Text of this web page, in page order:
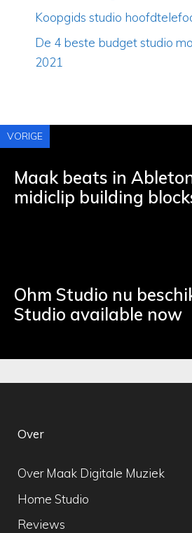
Koopgids studio
De 4 beste budget studio
2021
VORIGE
Maak beats in
midiclip building
Ohm Studio nu
Studio available now
Over
Over Maak Digitale Muziek
Home Studio
Reviews